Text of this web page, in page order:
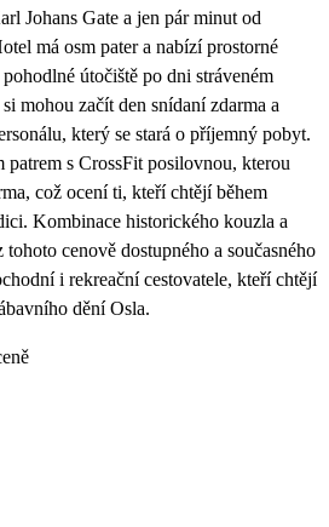
Johans Gate a jen pár minut od
má osm pater a nabízí prostorné
útočiště po dni stráveném
mohou začít den snídaní zdarma a
který se stará o příjemný pobyt.
s CrossFit posilovnou, kterou
což ocení ti, kteří chtějí během
Kombinace historického kouzla a
cenově dostupného a současného
i rekreační cestovatele, kteří chtějí
dění Osla.